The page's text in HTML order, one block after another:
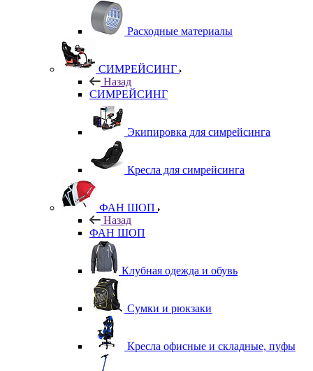
Расходные материалы
СИМРЕЙСИНГ
Назад
СИМРЕЙСИНГ
Экипировка для симрейсинга
Кресла для симрейсинга
ФАН ШОП
Назад
ФАН ШОП
Клубная одежда и обувь
Сумки и рюкзаки
Кресла офисные и складные, пуфы